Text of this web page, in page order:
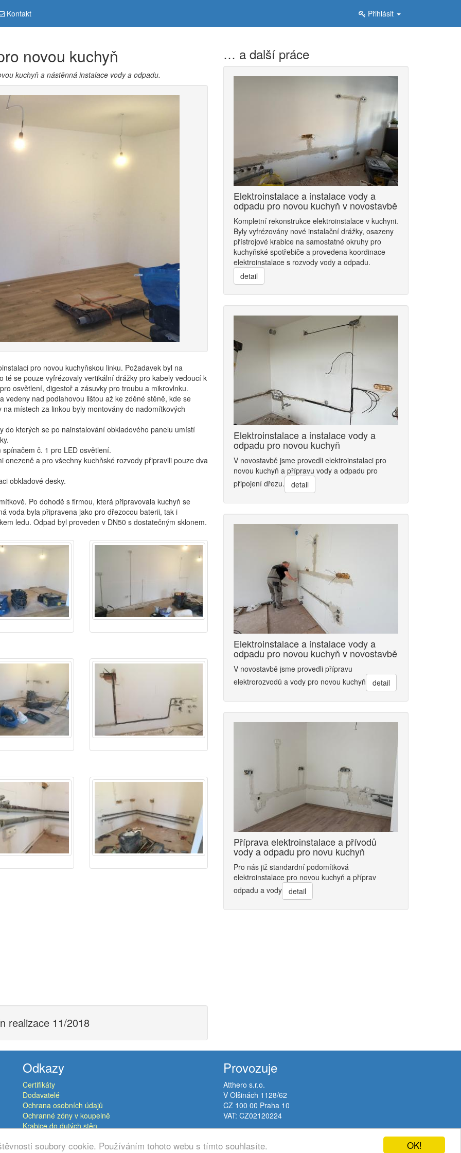
OK!
soubory cookie. Používáním tohoto webu s tímto souhlasíte.
Kontakt Přihlásit
novou kuchyň
kuchyň a nástěnná instalace vody a odpadu.
pro novou kuchyňskou linku. Požadavek byl na
se pouze vyfrézovaly vertikální drážky pro kabely vedoucí k
osvětlení, digestoř a zásuvky pro troubu a mikrovlnku.
vedeny nad podlahovou lištou až ke zděné stěně, kde se
místech za linkou byly montovány do nadomítkových
do kterých se po nainstalování obkladového panelu umístí
č. 1 pro LED osvětlení.
a pro všechny kuchňské rozvody připravili pouze dva
obkladové desky.
Po dohodě s firmou, která připravovala kuchyň se
voda byla připravena jako pro dřezocou baterii, tak i
ledu. Odpad byl proveden v DN50 s dostatečným sklonem.
realizace 11/2018
… a další práce
Elektroinstalace a instalace vody a
odpadu pro novou kuchyň v novostavbě
Kompletní rekonstrukce elektroinstalace v kuchyni.
Byly vyfrézovány nové instalační drážky, osazeny
přístrojové krabice na samostatné okruhy pro
kuchyňské spotřebiče a provedena koordinace
elektroinstalace s rozvody vody a odpadu.
detail
Elektroinstalace a instalace vody a
odpadu pro novou kuchyň
V novostavbě jsme provedli elektroinstalaci pro
novou kuchyň a přípravu vody a odpadu pro
připojení dřezu.
detail
Elektroinstalace a instalace vody a
odpadu pro novou kuchyň v novostavbě
V novostavbě jsme provedli přípravu
elektrorozvodů a vody pro novou kuchyň
detail
Příprava elektroinstalace a přívodů
vody a odpadu pro novu kuchyň
Pro nás již standardní podomítková
elektroinstalace pro novou kuchyň a příprav
odpadu a vody
detail
Odkazy
Certifikáty
Dodavatelé
Ochrana osobních údajů
Ochranné zóny v koupelně
Krabice do dutých stěn
Provozuje
Atthero s.r.o.
V Olšinách 1128/62
CZ 100 00 Praha 10
VAT: CZ02120224